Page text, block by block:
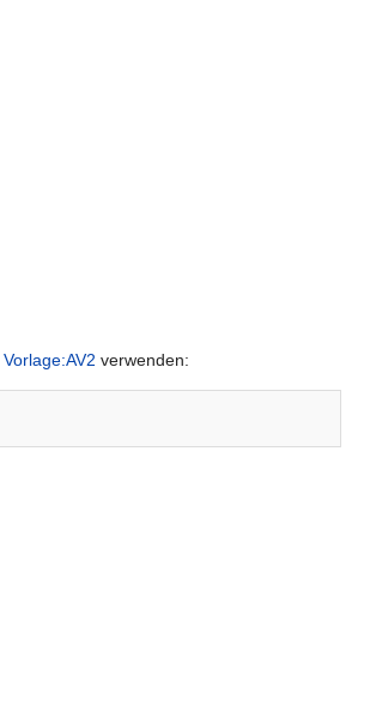
Vorlage:AV2 verwenden: